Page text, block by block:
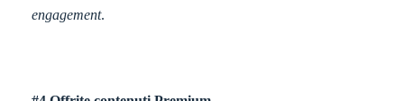
engagement.